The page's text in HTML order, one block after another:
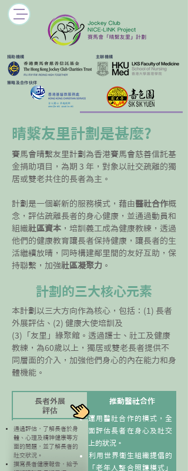
​捐助機構 主辦機構
​策略及合作伙伴
晴繫友里計劃是甚麼?
賽馬會晴繫友里計劃 為香港賽馬會慈善信託基
金捐助項目，為期 3 年，對象以社交疏離的獨
居或雙老共住的長者為主。
計劃是一個嶄新的服務模式，藉由醫社合作概
念，評估疏離長者的身心健康，並通過動員和
組織社區資本 ，培訓義工成為健康教練，透過
他們的健康教育讓長者保持健康，讓長者的生
活繼續放晴，同時構建鄰里間的友好互助，保
持聯繫，加強社區凝聚力 。
​計劃的三大核心元素
本計劃以三大方向作為核心，包括：(1) 長者
外展評估、(2) 健康大使培訓及
(3)「友里」緣聚館。透過護士、社工及健康
教練，為60歲以上，獨居或雙老長者提供不
同層面的介入，加強他們身心的內在能力和身
體機能。
通過評估，了解長者於身
體、心理及精神健康等方
面的問題，並了解長者的
社交狀況。
​撰寫長者健康報告，給予
​長者外展
評估
運用醫社合作的模式，全
面評估長者在身心及社交
上的狀況。
​利用世界衛生組織提倡的
「老年人整合照護模式」
推動醫社合作